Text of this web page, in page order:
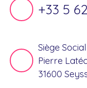
+33 5
Siège
Pierre
31600